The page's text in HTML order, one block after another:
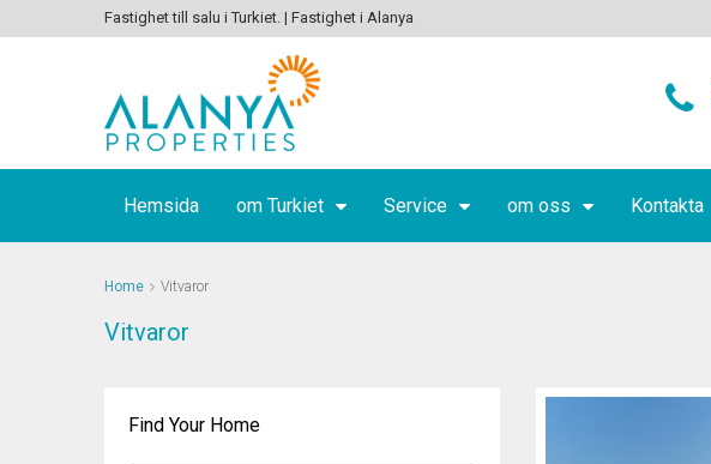
Fastighet till salu i Turkiet. | Fastighet i Alanya
Hemsida om Turkiet Service om oss Kontakta
Home Vitvaror
Vitvaror
Find Your Home